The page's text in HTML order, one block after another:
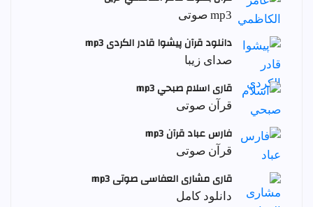
mp3 صوتی
دانلود قرآن پیشوا قادر الکردی mp3
صدای زیبا
قاری اسلام صبحي mp3
قرآن صوتی
فارس عباد قرآن mp3
قرآن صوتی
قاری مشاری العفاسی صوتی mp3
دانلود کامل